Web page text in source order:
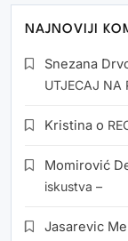
NAJNOVIJI
Snezana
UTJECAJ NA
Kristina o
Momirović
iskustva –
Jasarevic